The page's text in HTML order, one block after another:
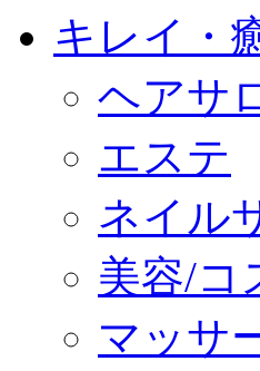
キレイ・
ヘアサ
エステ
ネイル
美容/コ
マッサ